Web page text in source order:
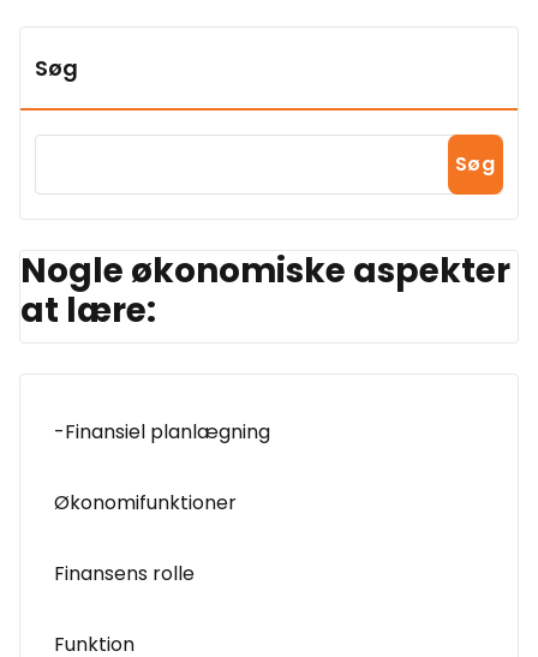
Søg
Søg
Nogle økonomiske aspekter
at lære:
-Finansiel planlægning
Økonomifunktioner
Finansens rolle
Funktion